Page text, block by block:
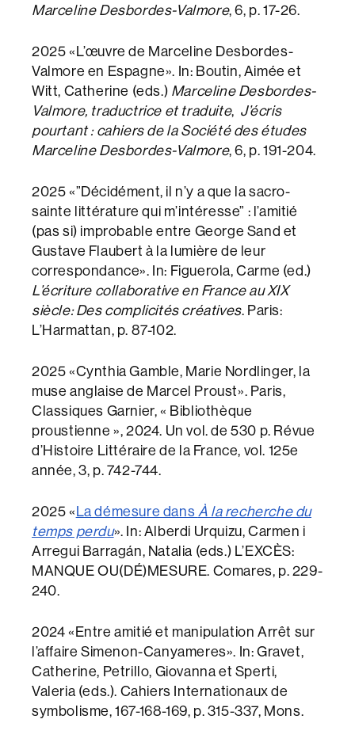
Marceline Desbordes-Valmore, 6, p. 17-26.
2025 «L’œuvre de Marceline Desbordes-
Valmore en Espagne». In: Boutin, Aimée et
Witt, Catherine (eds.) Marceline Desbordes-
Valmore, traductrice et traduite, J’écris
pourtant: cahiers de la Société des études
Marceline Desbordes-Valmore, 6, p. 191-204.
2025 «”Décidément, il n’y a que la sacro-
sainte littérature qui m’intéresse” : l’amitié
(pas si) improbable entre George Sand et
Gustave Flaubert à la lumière de leur
correspondance». In: Figuerola, Carme (ed.)
L’écriture collaborative en France au XIX
siècle: Des complicités créatives. Paris:
L’Harmattan, p. 87-102.
2025 «Cynthia Gamble, Marie Nordlinger, la
muse anglaise de Marcel Proust». Paris,
Classiques Garnier, « Bibliothèque
proustienne », 2024. Un vol. de 530 p. Révue
d’Histoire Littéraire de la France, vol. 125e
année, 3, p. 742-744.
2025 «La démesure dans À la recherche du
temps perdu». In: Alberdi Urquizu, Carmen i
Arregui Barragán, Natalia (eds.) L’EXCÈS:
MANQUE OU(DÉ)MESURE. Comares, p. 229-
240.
2024 «Entre amitié et manipulation Arrêt sur
l’affaire Simenon-Canyameres». In: Gravet,
Catherine, Petrillo, Giovanna et Sperti,
Valeria (eds.). Cahiers Internationaux de
symbolisme, 167-168-169, p. 315-337, Mons.